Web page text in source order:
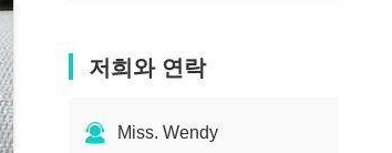
저희와 연락
Miss. Wendy